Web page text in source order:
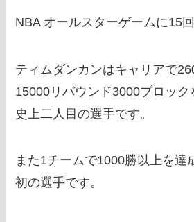
NBA オールスターゲームに15
ティムダンカンはキャリアで
15000リバウンド3000ブロッ
史上二人目の選手です。
また1チームで1000勝以上を達
初の選手です。